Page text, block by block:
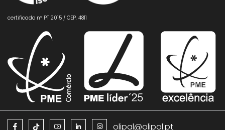
certificado nº PT 2015 / CEP. 4811
olipal@olipal.pt